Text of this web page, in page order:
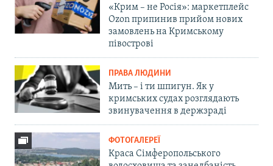
«Крим – не Росія»: маркетплейс
Ozon припинив прийом нових
замовлень на Кримському
півострові
ПРАВА ЛЮДИНИ
Мить – і ти шпигун. Як у
кримських судах розглядають
звинувачення в держзраді
ФОТОГАЛЕРЕЇ
Краса Сімферопольського